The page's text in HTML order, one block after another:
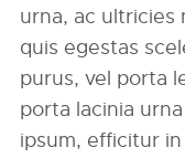
urna, ac ultricies
quis egestas
purus, vel porta
porta lacinia
ipsum, efficitur